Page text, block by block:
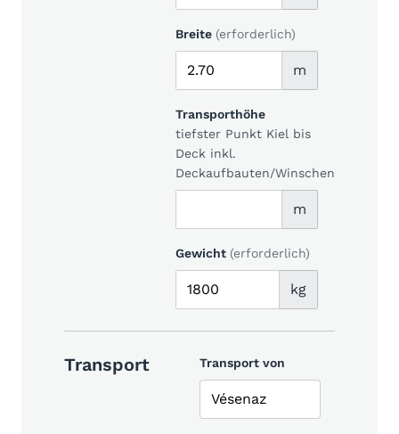
Breite (erforderlich)
m
Transporthöhe
tiefster Punkt Kiel bis
Deck inkl.
Deckaufbauten/Winschen
m
Gewicht (erforderlich)
kg
Transport Transport von